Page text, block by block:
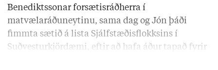
Benediktssonar forsætisráðherra í
matvælaráðuneytinu, sama dag og Jón þáði
fimmta sætið á lista Sjálfstæðisflokksins í
Suðvesturkjördæmi, eftir að hafa áður tapað fyrir